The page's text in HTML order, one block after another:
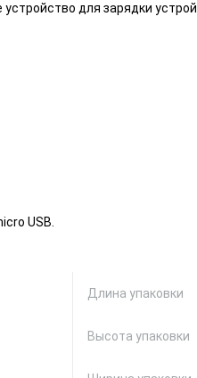
для зарядки
USB.
Длина упаковки
Высота упаковки